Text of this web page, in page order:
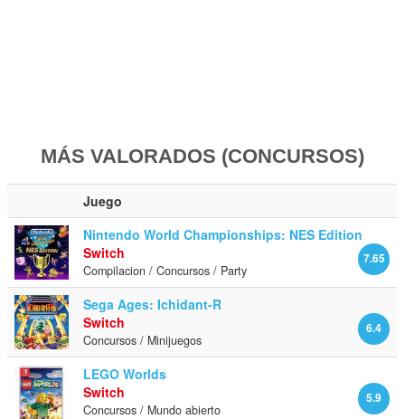
MÁS VALORADOS (CONCURSOS)
Juego
Nintendo World Championships: NES Edition
7.65
Switch
Compilacion / Concursos / Party
Sega Ages: Ichidant-R
6.4
Switch
Concursos / Minijuegos
LEGO Worlds
5.9
Switch
Concursos / Mundo abierto